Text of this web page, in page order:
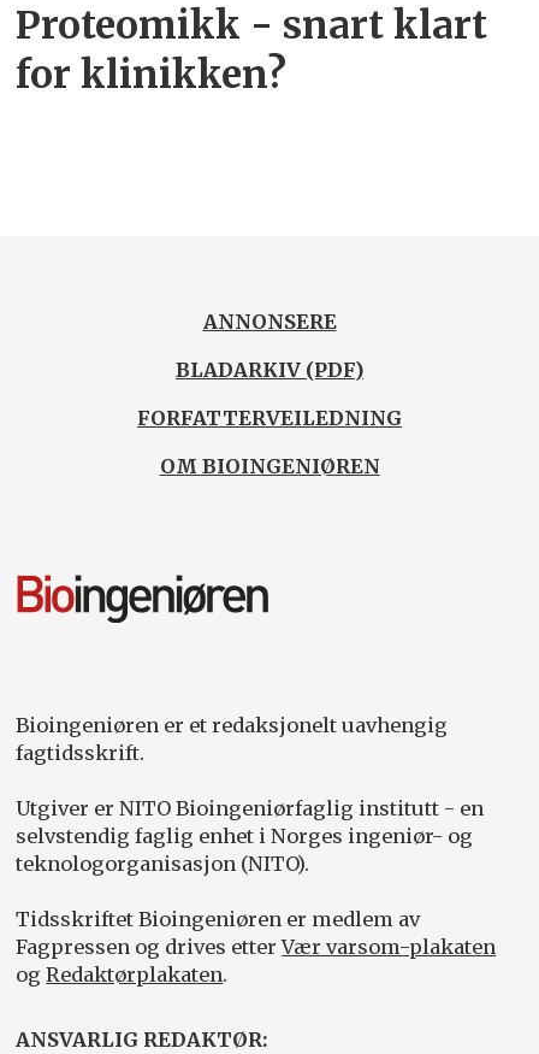
Proteomikk - snart klart
for klinikken?
ANNONSERE
BLADARKIV (PDF)
FORFATTERVEILEDNING
OM BIOINGENIØREN
Bioingeniøren er et redaksjonelt uavhengig
fagtidsskrift.
Utgiver er NITO Bioingeniørfaglig institutt - en
selvstendig faglig enhet i Norges ingeniør- og
teknologorganisasjon (NITO).
Tidsskriftet Bioingeniøren er medlem av
Fagpressen og drives etterVær varsom-plakaten
ogRedaktørplakaten.
ANSVARLIG REDAKTØR: